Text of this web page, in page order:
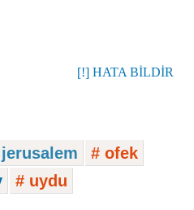
[!] HATA BİLDİR
# ofek
# uydu